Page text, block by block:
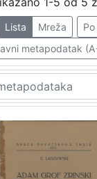
Zmaja"
i Frankopan
Lista Mreža
metapodatak